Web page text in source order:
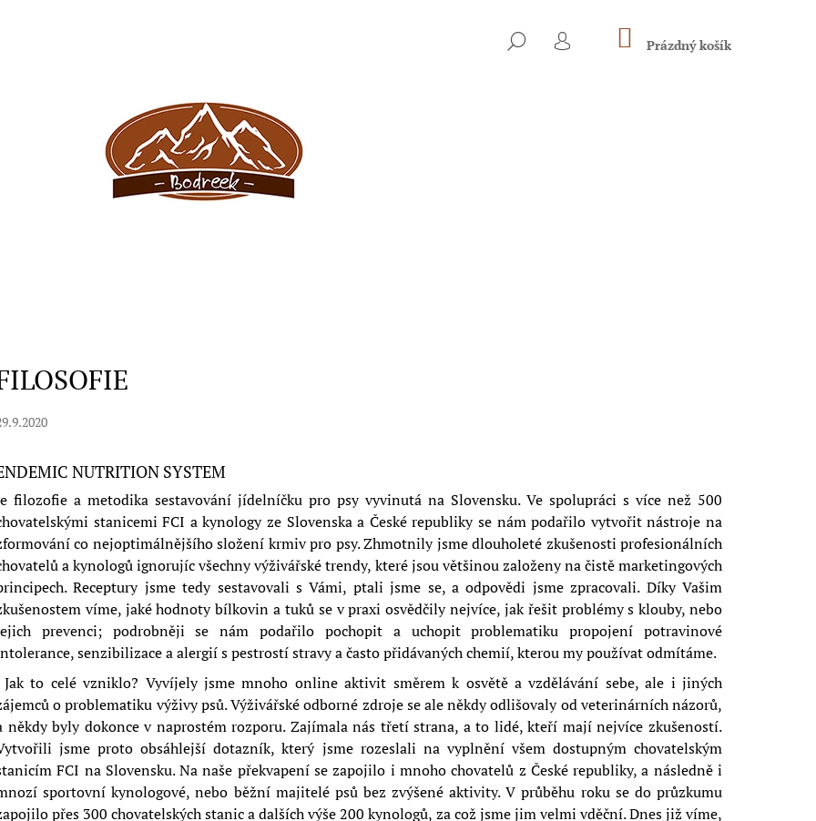
HLEDAT
PŘIHLÁŠENÍ
NÁKUPNÍ
KOŠÍK
Prázdný košík
NUTRITION SYSTEM
filozofie a metodika sestavování jídelníčku pro psy vyvinutá na Slovensku. Ve spolupráci s více než 500
stanicemi FCI a kynology ze Slovenska a České republiky se nám podařilo vytvořit nástroje na
co nejoptimálnějšího složení krmiv pro psy. Zhmotnily jsme dlouholeté zkušenosti profesionálních
a kynologů ignorujíc všechny výživářské trendy, které jsou většinou založeny na čistě marketingových
Receptury jsme tedy sestavovali s Vámi, ptali jsme se, a odpovědi jsme zpracovali. Díky Vašim
víme, jaké hodnoty bílkovin a tuků se v praxi osvědčily nejvíce, jak řešit problémy s klouby, nebo
prevenci; podrobněji se nám podařilo pochopit a uchopit problematiku propojení potravinové
senzibilizace a alergií s pestrostí stravy a často přidávaných chemií, kterou my používat odmítáme.
Jak to celé vzniklo? Vyvíjely jsme mnoho online aktivit směrem k osvětě a vzdělávání sebe, ale i jiných
o problematiku výživy psů. Výživářské odborné zdroje se ale někdy odlišovaly od veterinárních názorů,
někdy byly dokonce v naprostém rozporu. Zajímala nás třetí strana, a to lidé, kteří mají nejvíce zkušeností.
jsme proto obsáhlejší dotazník, který jsme rozeslali na vyplnění všem dostupným chovatelským
FCI na Slovensku. Na naše překvapení se zapojilo i mnoho chovatelů z České republiky, a následně i
sportovní kynologové, nebo běžní majitelé psů bez zvýšené aktivity. V průběhu roku se do průzkumu
přes 300 chovatelských stanic a dalších výše 200 kynologů, za což jsme jim velmi vděční. Dnes již víme,
CO POTŘEBUJETE NAJÍT?
HLEDAT
KRÁLÍK NA JABLKÁCH 400G
Kč